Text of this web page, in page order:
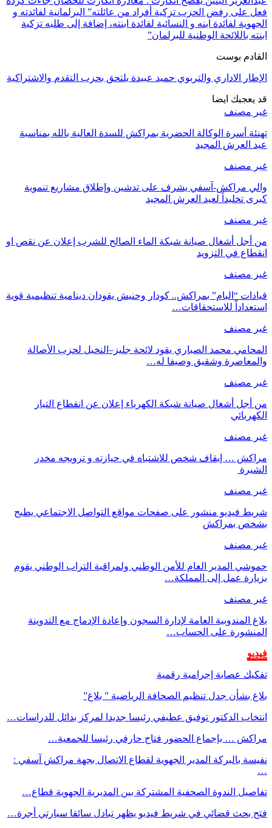
فعل على رفض الحزب تزكية أفراد من عائلته” البرلمانية لفائدته و
الجهوية لفائدة ابنه و النسائية لفائدة ابنته، إضافة إلى طلبه تزكية
ابنته باللائحة الوطنية للبرلمان”
القادم بوست
الإطار الاداري والتربوي حميد عبيدة يلتحق بحزب التقدم والاشتراكية
قد يعجبك ايضا
غير مصنف
تهنئة أسرة الوكالة الحضرية بمراكش للسدة العالية بالله بمناسبة
عيد العرش المجيد
غير مصنف
والي مراكش-آسفي يشرف على تدشين وإطلاق مشاريع تنموية
كبرى تخليداً لعيد العرش المجيد
غير مصنف
من أجل أشغال صيانة شبكة الماء الصالح للشرب إعلان عن نقص او
انقطاع في التزويد
غير مصنف
قيادات “البام” بمراكش.. كودار وحنيش يقودان دينامية تنظيمية قوية
استعداداً للاستحقاقات…
غير مصنف
المحامي محمد الصباري يقود لائحة جليز–النخيل لحزب الأصالة
والمعاصرة وشقيق وصيفا له…
غير مصنف
من أجل أشغال صيانة شبكة الكهرباء إعلان عن انقطاع التيار
الكهربائي
غير مصنف
مراكش … إيقاف شخص للاشتباه في حيازته و ترويجه مخدر
الشيرة
غير مصنف
شريط فيديو منشور على صفحات مواقع التواصل الاجتماعي يطيح
بشخص بمراكش
غير مصنف
حموشي المدير العام للأمن الوطني ولمراقبة التراب الوطني يقوم
بزيارة عمل إلى المملكة…
غير مصنف
بلاغ المندوبية العامة لإدارة السجون وإعادة الإدماج مع التدوينة
المنشورة على الحساب…
فيديو
تفكيك عصابة إجرامية رقمية
بلاغ بشأن جدل تنظيم الصحافة الرياضية ” بلاغ”
انتخاب الدكتور توفيق عطيفي رئيسا جديدا لمركز بدائل للدراسات…
مراكش … بإجماع الحضور فتاح حارفي رئيسا للجمعية…
نفيسة بالبركة المدير الجهوية لقطاع الاتصال بجهة مراكش آسفي :
…
تفاصيل الندوة الصحفية المشتركة بين المديرية الجهوية قطاع…
فتح بحث قضائي في شريط فيديو يظهر تبادل سائقا سيارتي أجرة…